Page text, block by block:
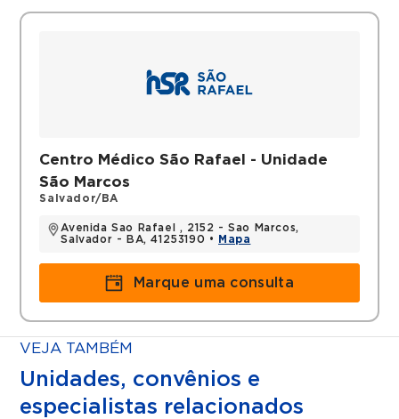
Centro Médico São Rafael - Unidade
São Marcos
Salvador/BA
Avenida Sao Rafael , 2152 - Sao Marcos,
Salvador - BA, 41253190 •
Mapa
Marque uma consulta
VEJA TAMBÉM
Unidades, convênios e
especialistas relacionados